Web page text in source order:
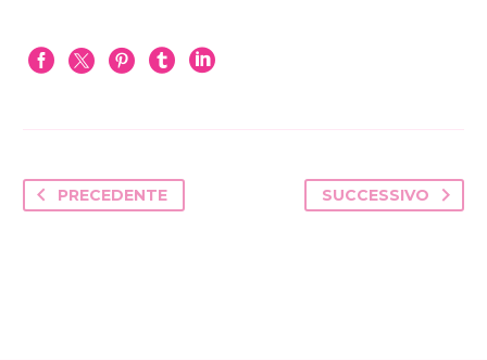
PRECEDENTE SUCCESSIVO